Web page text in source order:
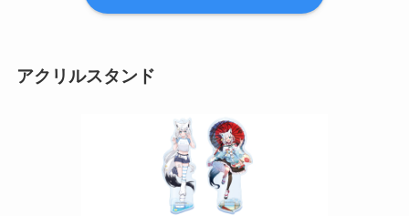
アクリルスタンド